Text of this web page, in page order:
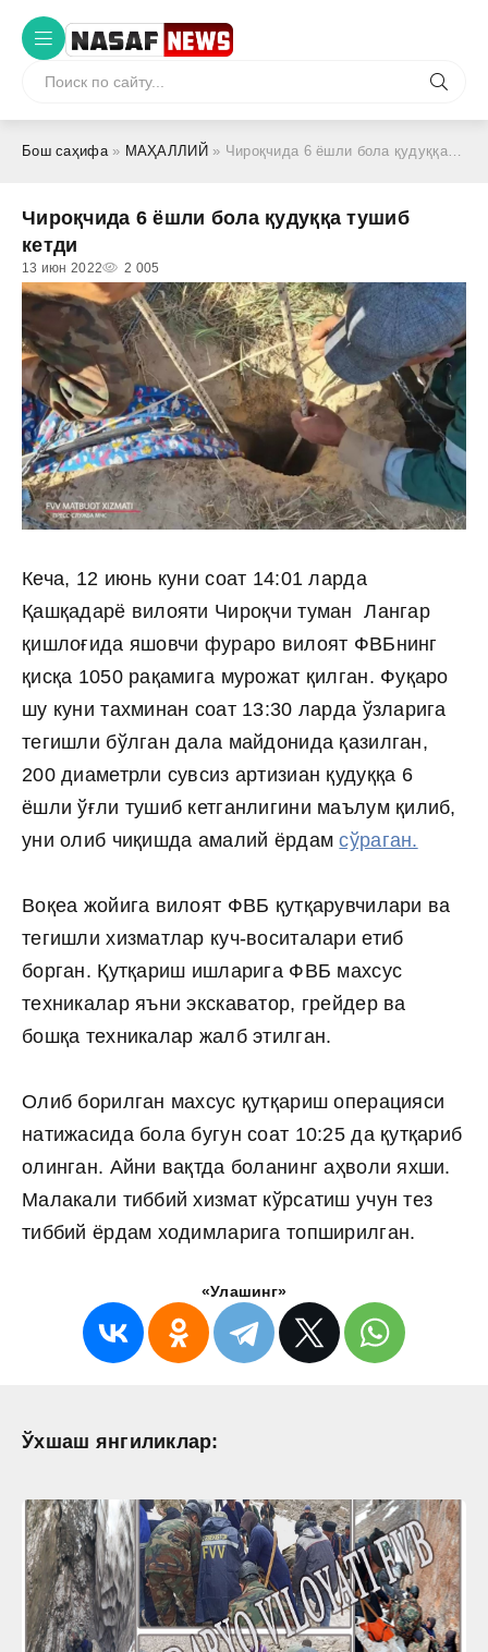
Бош саҳифа» МАҲАЛЛИЙ » Чироқчида 6 ёшли бола қудуққа тушиб кетди
Чироқчида 6 ёшли бола қудуққа тушиб
кетди
13 июн 2022 2 005
Кеча, 12 июнь куни соат 14:01 ларда
Қашқадарё вилояти Чироқчи туман Лангар
қишлоғида яшовчи фураро вилоят ФВБнинг
қисқа 1050 рақамига мурожат қилган. Фуқаро
шу куни тахминан соат 13:30 ларда ўзларига
тегишли бўлган дала майдонида қазилган,
200 диаметрли сувсиз артизиан қудуққа 6
ёшли ўғли тушиб кетганлигини маълум қилиб,
уни олиб чиқишда амалий ёрдамсўраган.
Воқеа жойига вилоят ФВБ қутқарувчилари ва
тегишли хизматлар куч-воситалари етиб
борган. Қутқариш ишларига ФВБ махсус
техникалар яъни экскаватор, грейдер ва
бошқа техникалар жалб этилган.
Олиб борилган махсус қутқариш операцияси
натижасида бола бугун соат 10:25 да қутқариб
олинган. Айни вақтда боланинг аҳволи яхши.
Малакали тиббий хизмат кўрсатиш учун тез
тиббий ёрдам ходимларига топширилган.
«Улашинг»
Ўхшаш янгиликлар: